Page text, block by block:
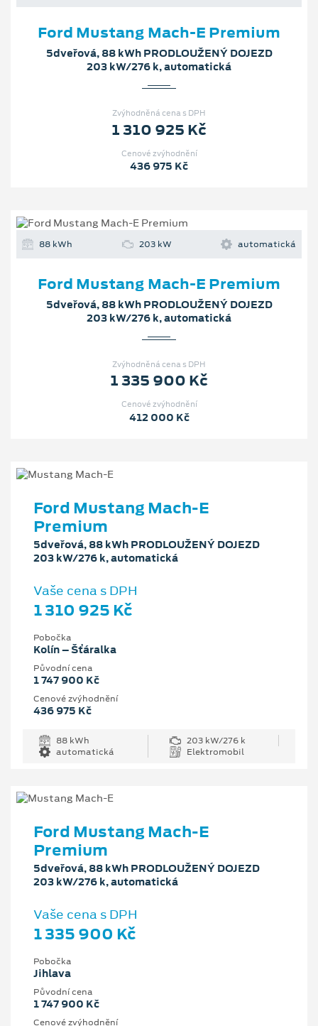
Ford Mustang Mach‑E Premium
5dveřová, 88 kWh PRODLOUŽENÝ DOJEZD
203 kW/276 k, automatická
Zvýhodněná cena s DPH
1 310 925 Kč
Cenové zvýhodnění
436 975 Kč
88 kWh 203 kW automatická
Ford Mustang Mach‑E Premium
5dveřová, 88 kWh PRODLOUŽENÝ DOJEZD
203 kW/276 k, automatická
Zvýhodněná cena s DPH
1 335 900 Kč
Cenové zvýhodnění
412 000 Kč
Ford Mustang Mach‑E
Premium
5dveřová, 88 kWh PRODLOUŽENÝ DOJEZD
203 kW/276 k, automatická
Vaše cena s DPH
1 310 925 Kč
Pobočka
Kolín – Šťáralka
Původní cena
1 747 900 Kč
Cenové zvýhodnění
436 975 Kč
88 kWh
203 kW/276 k
automatická
Elektromobil
Ford Mustang Mach‑E
Premium
5dveřová, 88 kWh PRODLOUŽENÝ DOJEZD
203 kW/276 k, automatická
Vaše cena s DPH
1 335 900 Kč
Pobočka
Jihlava
Původní cena
1 747 900 Kč
Cenové zvýhodnění